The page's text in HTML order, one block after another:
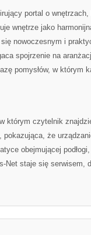
portal o wnętrzach,
wnętrze jako
nowoczesnym i
spojrzenie na
pomysłów, w którym
którym czytelnik
że
obejmującej podłogi,
Net staje się serwisem,